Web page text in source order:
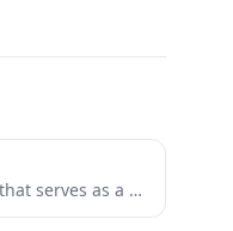
An intelligent MCP server that serves as a guardian of development knowledge, providing Cline assistants with curated access...